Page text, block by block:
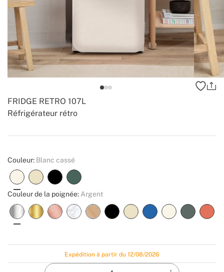
Réfrigérateur rétro
FRIDGE RETRO 107L
Create
Couleur: Blanc cassé
Couleur de la poignée: Argent
Expédition à partir du 12/08/2026